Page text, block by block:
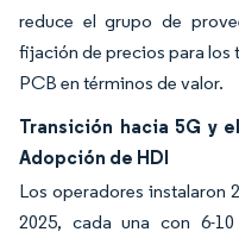
reduce el grupo de
fijación de precios para los
PCB en términos de valor.
Transición hacia 5G y
Adopción de HDI
Los operadores instalaron
2025, cada una con 6-